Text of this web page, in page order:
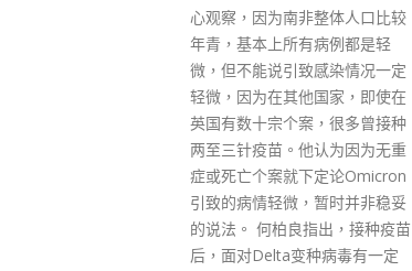
(New College)高桌晚宴担任嘉
宾讲者，以及于下周三在港大社
会科学学院有关「人口与可持续
发展」的讲座担任嘉宾讲者。
read more